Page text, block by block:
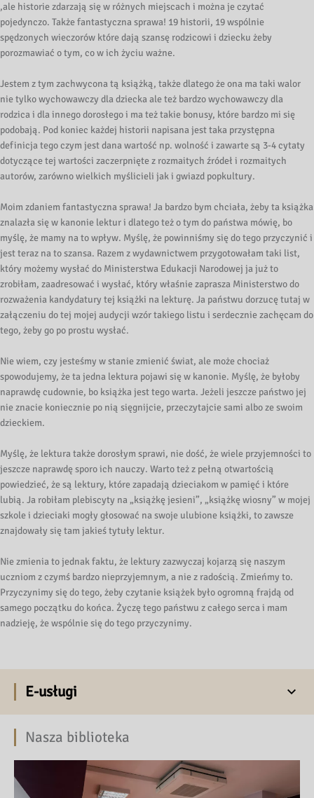
,ale historie zdarzają się w różnych miejscach i można je czytać
pojedynczo. Także fantastyczna sprawa! 19 historii, 19 wspólnie
spędzonych wieczorów które dają szansę rodzicowi i dziecku żeby
porozmawiać o tym, co w ich życiu ważne.
Jestem z tym zachwycona tą książką, także dlatego że ona ma taki walor
nie tylko wychowawczy dla dziecka ale też bardzo wychowawczy dla
rodzica i dla innego dorosłego i ma też takie bonusy, które bardzo mi się
podobają. Pod koniec każdej historii napisana jest taka przystępna
definicja tego czym jest dana wartość np. wolność i zawarte są 3-4 cytaty
dotyczące tej wartości zaczerpnięte z rozmaitych źródeł i rozmaitych
autorów, zarówno wielkich myślicieli jak i gwiazd popkultury.
Moim zdaniem fantastyczna sprawa! Ja bardzo bym chciała, żeby ta książka
znalazła się w kanonie lektur i dlatego też o tym do państwa mówię, bo
myślę, że mamy na to wpływ. Myślę, że powinniśmy się do tego przyczynić i
jest teraz na to szansa. Razem z wydawnictwem przygotowałam taki list,
który możemy wysłać do Ministerstwa Edukacji Narodowej ja już to
zrobiłam, zaadresować i wysłać, który właśnie zaprasza Ministerstwo do
rozważenia kandydatury tej książki na lekturę. Ja państwu dorzucę tutaj w
załączeniu do tej mojej audycji wzór takiego listu i serdecznie zachęcam do
tego, żeby go po prostu wysłać.
Nie wiem, czy jesteśmy w stanie zmienić świat, ale może chociaż
spowodujemy, że ta jedna lektura pojawi się w kanonie. Myślę, że byłoby
naprawdę cudownie, bo książka jest tego warta. Jeżeli jeszcze państwo jej
nie znacie koniecznie po nią sięgnijcie, przeczytajcie sami albo ze swoim
dzieckiem.
Myślę, że lektura także dorosłym sprawi, nie dość, że wiele przyjemności to
jeszcze naprawdę sporo ich nauczy. Warto też z pełną otwartością
powiedzieć, że są lektury, które zapadają dzieciakom w pamięć i które
lubią. Ja robiłam plebiscyty na „książkę jesieni”, „książkę wiosny” w mojej
szkole i dzieciaki mogły głosować na swoje ulubione książki, to zawsze
znajdowały się tam jakieś tytuły lektur.
Nie zmienia to jednak faktu, że lektury zazwyczaj kojarzą się naszym
uczniom z czymś bardzo nieprzyjemnym, a nie z radością. Zmieńmy to.
Przyczynimy się do tego, żeby czytanie książek było ogromną frajdą od
samego początku do końca. Życzę tego państwu z całego serca i mam
nadzieję, że wspólnie się do tego przyczynimy.
E-usługi
Nasza biblioteka